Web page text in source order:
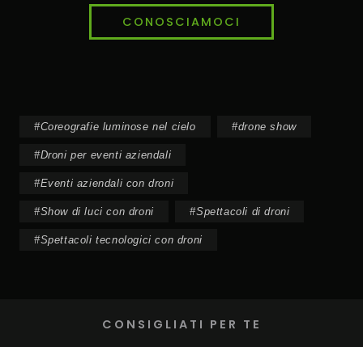
CONOSCIAMOCI
#Coreografie luminose nel cielo #drone show
#Droni per eventi aziendali
#Eventi aziendali con droni
#Show di luci con droni #Spettacoli di droni
#Spettacoli tecnologici con droni
CONSIGLIATI PER TE